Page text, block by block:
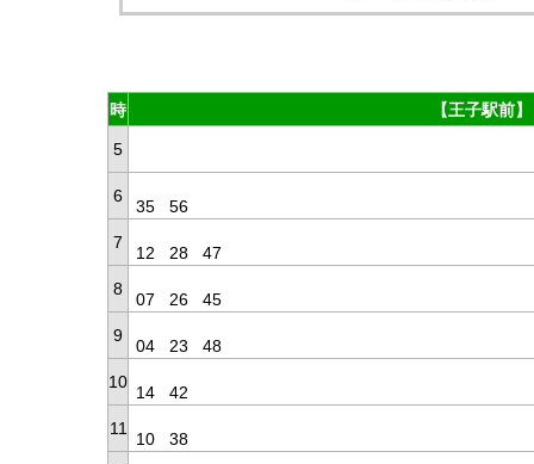
時 【王子駅前
5
6
35
56
7
12 28
47
8
07 26
45
9
04 23
48
10
14
42
11
10
38